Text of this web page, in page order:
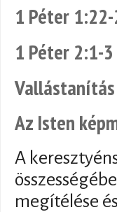
1 Péter
1 Péter 2:1-3
Az Isten
A
megítélése